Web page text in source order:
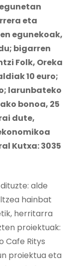
eta
egunekoak,
bigarren
Folk, Oreka
10 euro;
larunbateko
bonoa, 25
dute,
Kutxa: 3035
alde
hainbat
herritarra
proiektuak:
Cafe Ritys
proiektua eta